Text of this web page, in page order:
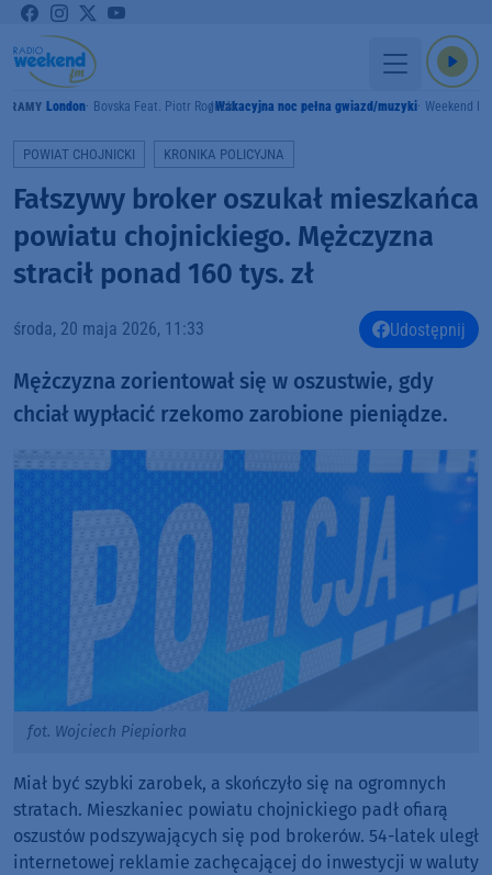
GRAMY London Bovska Feat. Piotr RoguckiWakacyjna noc pełna gwiazd/muzyki Weekend
POWIAT CHOJNICKI KRONIKA POLICYJNA
Fałszywy broker oszukał mieszkańca
powiatu chojnickiego. Mężczyzna
stracił ponad 160 tys. zł
środa, 20 maja 2026, 11:33 Udostępnij
Mężczyzna zorientował się w oszustwie, gdy
chciał wypłacić rzekomo zarobione pieniądze.
fot. Wojciech Piepiorka
Miał być szybki zarobek, a skończyło się na ogromnych
stratach. Mieszkaniec powiatu chojnickiego padł ofiarą
oszustów podszywających się pod brokerów. 54-latek uległ
internetowej reklamie zachęcającej do inwestycji w waluty